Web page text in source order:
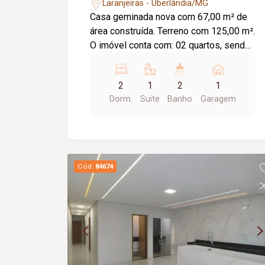
Laranjeiras - Uberlândia/MG
Casa geminada nova com 67,00 m² de
área construída. Terreno com 125,00 m².
O imóvel conta com: 02 quartos, sendo
pé-direito de 3,50 m; Banheiro social;
Área de serviço; Garagem; Diferenciais:
Infraestrutura pronta para instalação de
Projeto moderno e funcional; Excelente
opção para quem busca conforto,
praticidade e um imóvel novo.
2
Dorm.
1
Suite
2
Banho
1
Garagem
Cód. 84674